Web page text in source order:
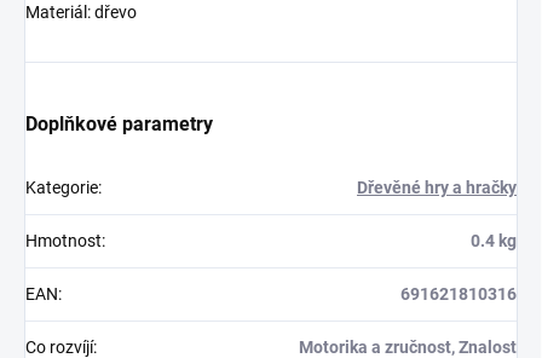
Materiál: dřevo
Doplňkové parametry
Kategorie: Dřevěné hry a hračky
Hmotnost: 0.4 kg
EAN: 691621810316
Co rozvíjí: Motorika a zručnost, Znalost